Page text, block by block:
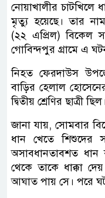
নোয়াখালীর চাটখিলে
মৃত্যু হয়েছে। তার
(২২ এপ্রিল) বিকেল
গোবিন্দপুর গ্রামে এ
নিহত ফেরদাউস
বাড়ির হেলাল
দ্বিতীয় শ্রেণির ছাত্রী ছিল।
জানা যায়, সোমবার
ধান খেতে শিশুদের
অসাবধানতাবশত ধান
থেকে তাকে ধাক্কা
আঘাত পায় সে। পরে